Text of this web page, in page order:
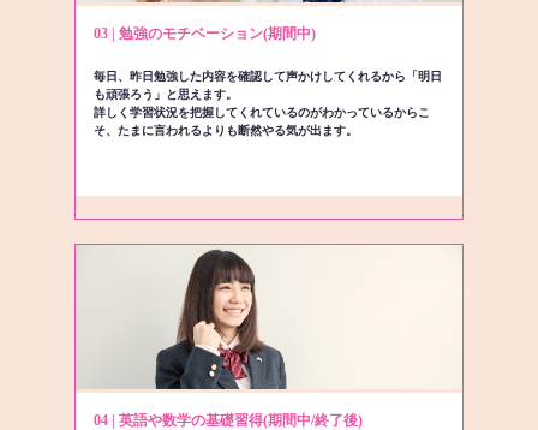
03 | 勉強のモチベーション(期間中)
毎日、昨日勉強した内容を確認して声かけしてくれるから「明日
も頑張ろう」と思えます。
詳しく学習状況を把握してくれているのがわかっているからこ
そ、たまに言われるよりも断然やる気が出ます。
04 | 英語や数学の基礎習得(期間中/終了後)